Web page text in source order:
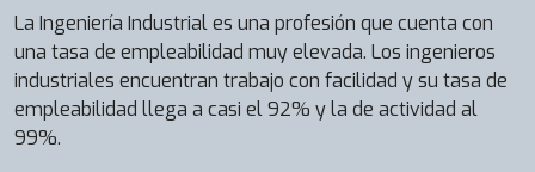
La Ingeniería Industrial es una profesión que cuenta con
una tasa de empleabilidad muy elevada. Los ingenieros
industriales encuentran trabajo con facilidad y su tasa de
empleabilidad llega a casi el 92% y la de actividad al
99%.